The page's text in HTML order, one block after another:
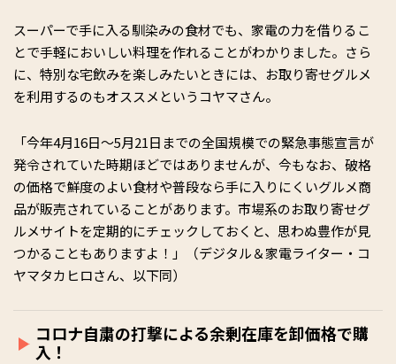
スーパーで手に入る馴染みの食材でも、家電の力を借りるこ
とで手軽においしい料理を作れることがわかりました。さら
に、特別な宅飲みを楽しみたいときには、お取り寄せグルメ
を利用するのもオススメというコヤマさん。
「今年4月16日〜5月21日までの全国規模での緊急事態宣言が
発令されていた時期ほどではありませんが、今もなお、破格
の価格で鮮度のよい食材や普段なら手に入りにくいグルメ商
品が販売されていることがあります。市場系のお取り寄せグ
ルメサイトを定期的にチェックしておくと、思わぬ豊作が見
つかることもありますよ！」（デジタル＆家電ライター・コ
ヤマタカヒロさん、以下同）
コロナ自粛の打撃による余剰在庫を卸価格で購
入！